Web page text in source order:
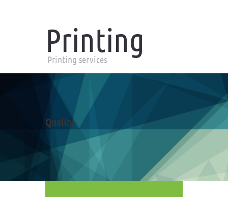
Printing
Printing services
Quality